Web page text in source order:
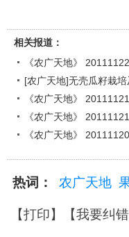
相关报道：
《农广天地》
[农广天地]无壳瓜籽栽
《农广天地》
《农广天地》
《农广天地》
热词： 农广天地
【打印】【我要纠错